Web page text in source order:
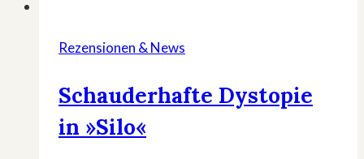
Rezensionen & News
Schauderhafte Dystopie
in »Silo«